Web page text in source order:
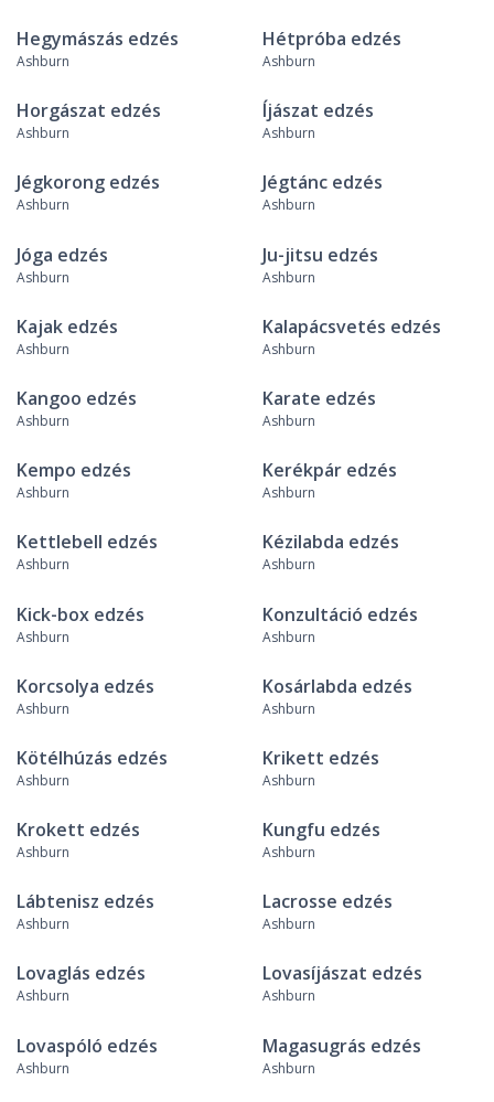
Hegymászás edzés
Ashburn
Hétpróba edzés
Ashburn
Horgászat edzés
Ashburn
Íjászat edzés
Ashburn
Jégkorong edzés
Ashburn
Jégtánc edzés
Ashburn
Jóga edzés
Ashburn
Ju-jitsu edzés
Ashburn
Kajak edzés
Ashburn
Kalapácsvetés edzés
Ashburn
Kangoo edzés
Ashburn
Karate edzés
Ashburn
Kempo edzés
Ashburn
Kerékpár edzés
Ashburn
Kettlebell edzés
Ashburn
Kézilabda edzés
Ashburn
Kick-box edzés
Ashburn
Konzultáció edzés
Ashburn
Korcsolya edzés
Ashburn
Kosárlabda edzés
Ashburn
Kötélhúzás edzés
Ashburn
Krikett edzés
Ashburn
Krokett edzés
Ashburn
Kungfu edzés
Ashburn
Lábtenisz edzés
Ashburn
Lacrosse edzés
Ashburn
Lovaglás edzés
Ashburn
Lovasíjászat edzés
Ashburn
Lovaspóló edzés
Ashburn
Magasugrás edzés
Ashburn